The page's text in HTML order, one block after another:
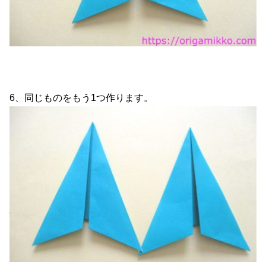
6、同じものをもう1つ作ります。